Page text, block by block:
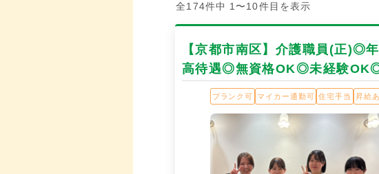
全174件中 1〜10件目を表示
【京都市南区】介護職員(正)◎
高待遇◎無資格OK◎未経験
ブランク可 マイカー通勤可 住宅手当 昇給